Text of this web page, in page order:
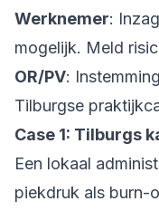
Werknemer:
mogelijk. Meld
OR/PV:
Tilburgse
Case 1: Tilburgs
Een lokaal
piekdruk als burn-